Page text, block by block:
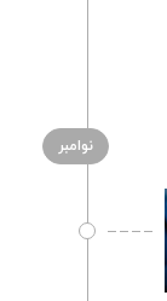
نوامبر